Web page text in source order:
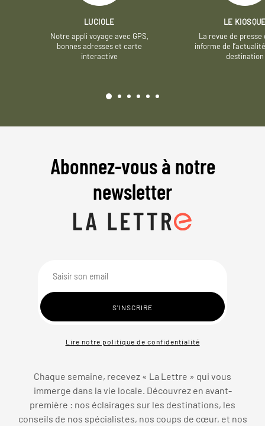
LUCIOLE
Notre appli voyage avec GPS,
bonnes adresses et carte
interactive
LE
La revue de presse
informe de
destination
Abonnez-vous à notre
newsletter
Lire notre politique de confidentialité
Chaque semaine, recevez « La Lettre » qui vous
immerge dans la vie locale. Découvrez en avant-
première : nos éclairages sur les destinations, les
conseils de nos spécialistes, nos coups de cœur, et nos